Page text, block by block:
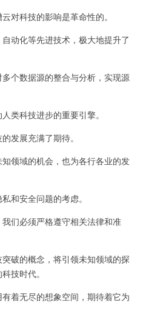
科技的影响是革命性的。
化等先进技术，极大地提升了
个数据源的整合与分析，实现源
科技进步的重要引擎。
展充满了期待。
领域的机会，也为各行各业的发
安全问题的考虑。
们必须严格遵守相关法律和准
破的概念，将引领未知领域的探
技时代。
着无尽的想象空间，期待着它为